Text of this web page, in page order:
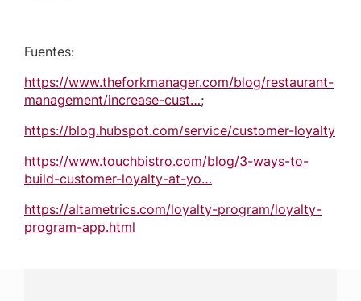
Fuentes:
https://www.theforkmanager.com/blog/restaurant-
management/increase-cust…;
https://blog.hubspot.com/service/customer-loyalty
https://www.touchbistro.com/blog/3-ways-to-
build-customer-loyalty-at-yo…
https://altametrics.com/loyalty-program/loyalty-
program-app.html